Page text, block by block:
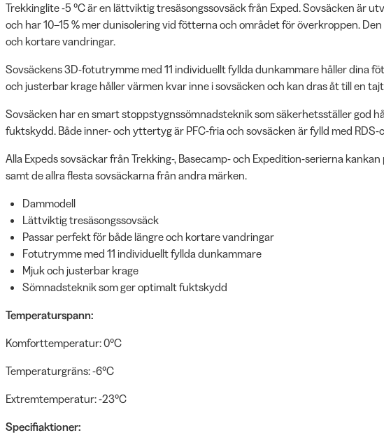
Trekkinglite -5 °C är en lättviktig tresäsongssovsäck från Exped. Sovsäcken är
och har 10–15 % mer dunisolering vid fötterna och området för överkroppen.
och kortare vandringar.
Sovsäckens 3D-fotutrymme med 11 individuellt fyllda dunkammare håller dina
och justerbar krage håller värmen kvar inne i sovsäcken och kan dras åt till en
Sovsäcken har en smart stoppstygnssömnadsteknik som säkerhetsställer god
fuktskydd. Både inner- och yttertyg är PFC-fria och sovsäcken är fylld med
Alla Expeds sovsäckar från Trekking-, Basecamp- och Expedition-serierna
samt de allra flesta sovsäckarna från andra märken.
Dammodell
Lättviktig tresäsongssovsäck
Passar perfekt för både längre och kortare vandringar
Fotutrymme med 11 individuellt fyllda dunkammare
Mjuk och justerbar krage
Sömnadsteknik som ger optimalt fuktskydd
Temperaturspann:
Komforttemperatur: 0°C
Temperaturgräns: -6°C
Extremtemperatur: -23°C
Specifiaktioner: